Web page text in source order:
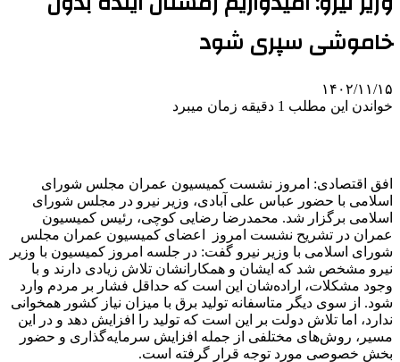
خاموشی سپری شود
۱۴۰۲/۱۱/۱۵
خواندن این مطلب 1 دقیقه زمان میبرد
افق اقتصادی: امروز نشست کمیسیون عمران مجلس شورای
اسلامی با حضور عباس علی آبادی، وزیر نیرو در مجلس شورای
اسلامی برگزار شد. محمدرضا رضایی کوچی، رئیس کمیسیون
عمران در تشریح نشست امروز اعضای کمیسیون عمران مجلس
شورای اسلامی با وزیر نیرو گفت: در جلسه امروز کمیسیون با وزیر
نیرو مشخص شد که ایشان و همکارانشان تلاش زیادی دارند و با
وجود مشکلات، اراده‌شان این است که حداقل فشار بر مردم وارد
شود. از سوی دیگر متاسفانه تولید برق با میزان نیاز کشور همخوانی
ندارد، اما تلاش دولت بر این است که تولید را افزایش دهد و در این
مسیر، روش‌های مختلفی از جمله افزایش سرمایه‌گذاری و حضور
بخش خصوصی مورد توجه قرار گرفته است.